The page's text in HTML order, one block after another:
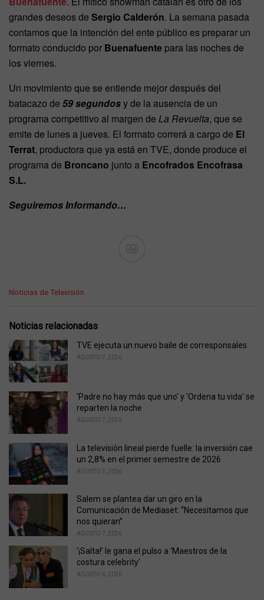
grandes deseos de Sergio Calderón. La semana pasada
contamos que la intención del ente público es preparar un
formato conducido por Buenafuente para las noches de
los viernes.
Un movimiento que se entiende mejor después del
batacazo de 59 segundosy de la ausencia de un
programa competitivo al margen de La Revuelta, que se
emite de lunes a jueves. El formato correrá a cargo de El
Terrat, productora que ya está en TVE, donde produce el
programa de Broncano junto a Encofrados Encofrasa
S.L.
Seguiremos Informando…
Ad
C
e
o
r
i
e
:
Noticias de Televisión
Noticias relacionadas
TVE ejecuta un nuevo baile de corresponsales
AGOSTO 7, 2026
'Padre no hay más que uno' y 'Ordena tu vida' se
reparten la noche
AGOSTO 7, 2026
La televisión lineal pierde fuelle: la inversión cae
un 2,8% en el primer semestre de 2026
AGOSTO 7, 2026
Salem se plantea dar un giro en la
Comunicación de Mediaset: “Necesitamos que
nos quieran”
AGOSTO 7, 2026
‘¡Salta!’ le gana el pulso a ‘Maestros de la
costura celebrity’
AGOSTO 6, 2026